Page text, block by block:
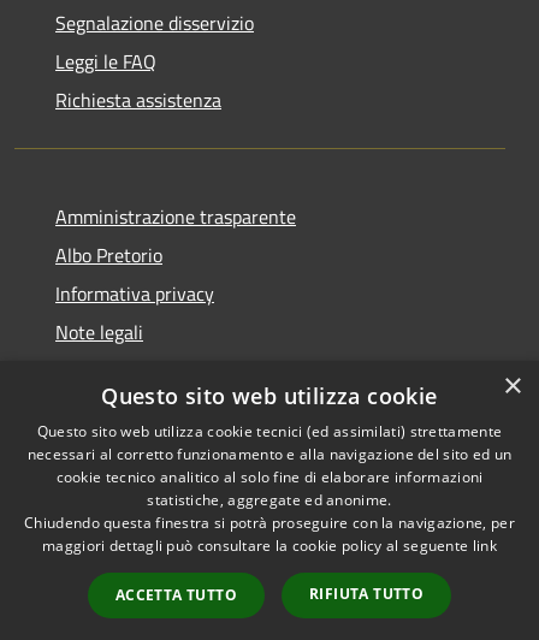
Segnalazione disservizio
Leggi le FAQ
Richiesta assistenza
Amministrazione trasparente
Albo Pretorio
Informativa privacy
Note legali
Segnalazioni di inaccessibilità
RSS
Accessibilità
Copyright © 2026 • Comune di
Tarcento • Powered by
Municipium•
Accesso
redazione
×
Questo sito web utilizza cookie
Questo sito web utilizza cookie tecnici (ed assimilati) strettamente
necessari al corretto funzionamento e alla navigazione del sito ed un
cookie tecnico analitico al solo fine di elaborare informazioni
statistiche, aggregate ed anonime.
Chiudendo questa finestra si potrà proseguire con la navigazione, per
maggiori dettagli può consultare la cookie policy al seguente link
ACCETTA TUTTO RIFIUTA TUTTO